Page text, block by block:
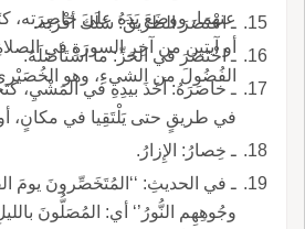
عنهما، ووضَعَ يَدَهُ على خاصِرَته،
أو آيتين من آخِرِ السورَةِ في
الفُضُولَ من الشيءِ، وهو
ـ اخْتَصَرَ الطريقَ: سَلَكَ أقْرَبَه.
ـ اخْتَصَرَ في الحَزِّ: ما اسْتَأصَلَهُ.
ـ خاصَرَهُ: أخَذَ بيدِهِ في المَشْيِ،
في طريقٍ حتى يَلْتَقِيا في مكانٍ،
ـ خِصارُ: الإِزارُ.
ـ في الحديثِ: ‘‘المُتَخَصِّرونَ يومَ
وجُوهِهِم النُّورُ’‘ أي: المُصَلُّونَ